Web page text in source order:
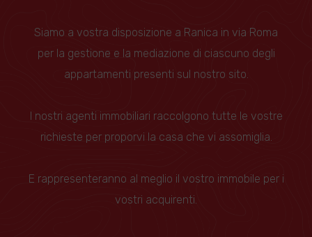
Siamo a vostra disposizione a Ranica in via Roma
per la gestione e la mediazione di ciascuno degli
appartamenti presenti sul nostro sito.
I nostri agenti immobiliari raccolgono tutte le vostre
richieste per proporvi la casa che vi assomiglia.
E rappresenteranno al meglio il vostro immobile per i
vostri acquirenti.